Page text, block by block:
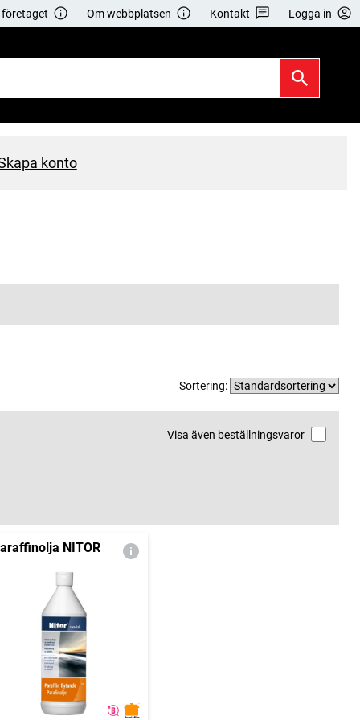
företaget Om webbplatsen Kontakt Logga in
konto
Sortering:
Visa även beställningsvaror
NITOR